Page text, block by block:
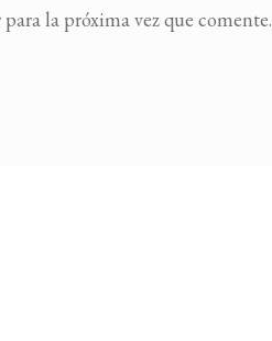
la próxima vez que comente.